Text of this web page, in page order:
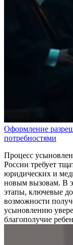
Оформление
потребностями
Процесс
России требует
юридических и
новым вызовам. В
этапы, ключевые
возможности
усыновлению
благополучие